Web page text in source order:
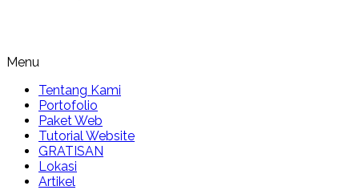
Menu
Tentang Kami
Portofolio
Paket Web
Tutorial Website
GRATISAN
Lokasi
Artikel